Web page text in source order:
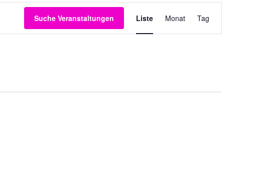
Suche Veranstaltungen
Ansichten-
Liste Monat Tag